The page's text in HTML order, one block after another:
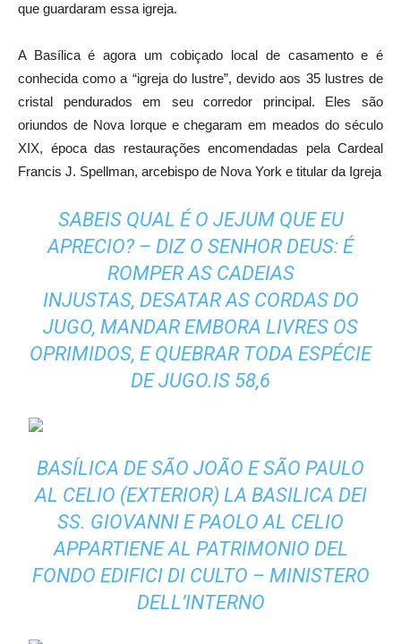
que guardaram essa igreja.
A Basílica é agora um cobiçado local de casamento e é
conhecida como a “igreja do lustre”, devido aos 35 lustres de
cristal pendurados em seu corredor principal. Eles são
oriundos de Nova Iorque e chegaram em meados do século
XIX, época das restaurações encomendadas pela Cardeal
Francis J. Spellman, arcebispo de Nova York e titular da Igreja
SABEIS QUAL É O JEJUM QUE EU
APRECIO? – DIZ O SENHOR DEUS: É
ROMPER AS CADEIAS
INJUSTAS, DESATAR AS CORDAS DO
JUGO, MANDAR EMBORA LIVRES OS
OPRIMIDOS, E QUEBRAR TODA ESPÉCIE
DE JUGO.IS 58,6
BASÍLICA DE SÃO JOÃO E SÃO PAULO
AL CELIO (EXTERIOR) LA BASILICA DEI
SS. GIOVANNI E PAOLO AL CELIO
APPARTIENE AL PATRIMONIO DEL
FONDO EDIFICI DI CULTO – MINISTERO
DELL’INTERNO